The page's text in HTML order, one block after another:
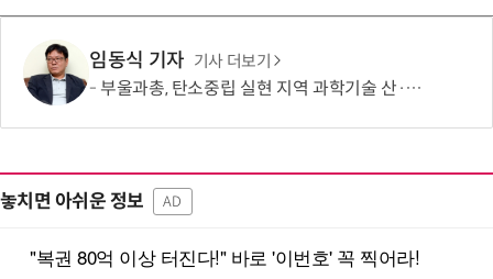
임동식 기자 기사 더보기
부울과총, 탄소중립 실현 지역 과학기술 산·학·연·관 협력 모색
놓치면 아쉬운 정보 AD